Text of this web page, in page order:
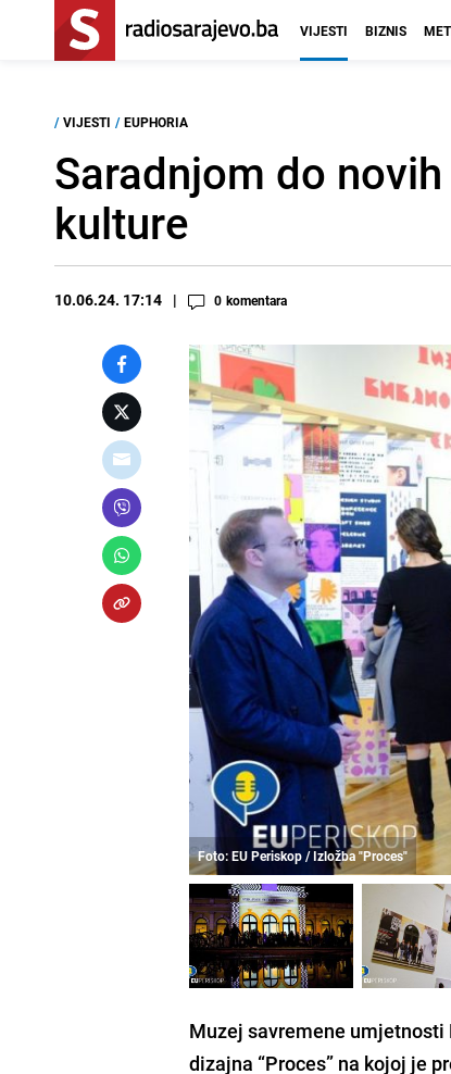
VIJESTI BIZNIS
/ VIJESTI / EUPHORIA
Saradnjom do
kulture
10.06.24. 17:14 0 komentara
Foto: EU Periskop / Izložba "Proces"
Muzej savremene umjetnosti
dizajna “Proces” na kojoj je